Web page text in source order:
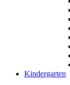
Kindergarten